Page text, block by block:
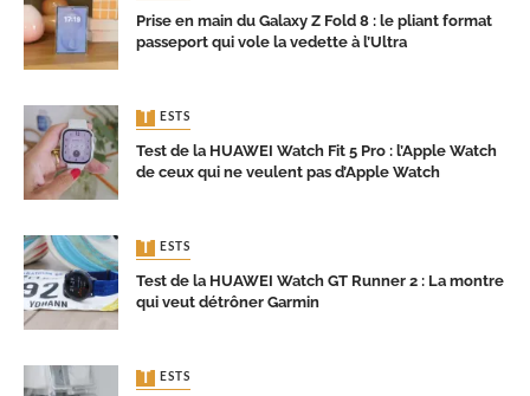
Prise en main du Galaxy Z Fold 8 : le pliant format
passeport qui vole la vedette à l’Ultra
TESTS
Test de la HUAWEI Watch Fit 5 Pro : l’Apple Watch
de ceux qui ne veulent pas d’Apple Watch
TESTS
Test de la HUAWEI Watch GT Runner 2 : La montre
qui veut détrôner Garmin
TESTS